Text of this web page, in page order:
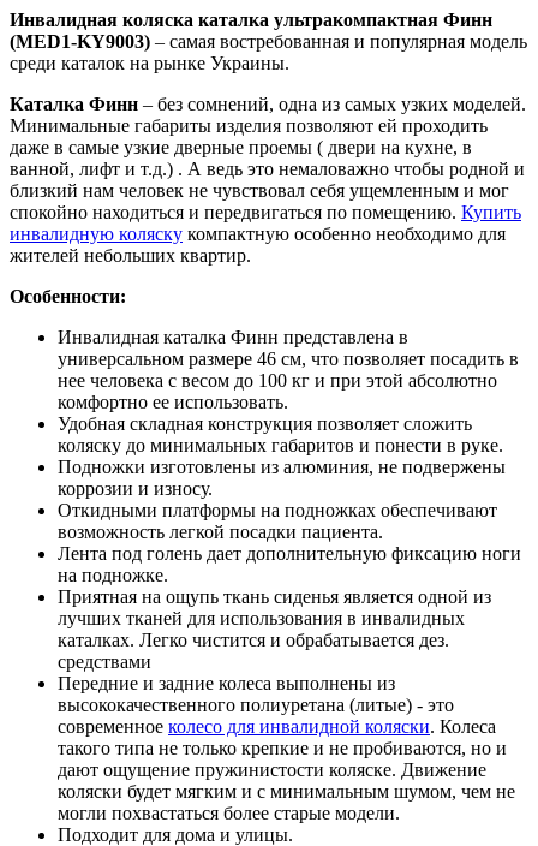
Инвалидная коляска каталка ультракомпактная Финн
(MED1-KY9003) – самая востребованная и популярная модель
среди каталок на рынке Украины.
Каталка Финн – без сомнений, одна из самых узких моделей.
Минимальные габариты изделия позволяют ей проходить
даже в самые узкие дверные проемы ( двери на кухне, в
ванной, лифт и т.д.) . А ведь это немаловажно чтобы родной и
близкий нам человек не чувствовал себя ущемленным и мог
спокойно находиться и передвигаться по помещению. Купить
инвалидную коляску компактную особенно необходимо для
жителей небольших квартир.
Особенности:
Инвалидная каталка Финн представлена в
универсальном размере 46 см, что позволяет посадить в
нее человека с весом до 100 кг и при этой абсолютно
комфортно ее использовать.
Удобная складная конструкция позволяет сложить
коляску до минимальных габаритов и понести в руке.
Подножки изготовлены из алюминия, не подвержены
коррозии и износу.
Откидными платформы на подножках обеспечивают
возможность легкой посадки пациента.
Лента под голень дает дополнительную фиксацию ноги
на подножке.
Приятная на ощупь ткань сиденья является одной из
лучших тканей для использования в инвалидных
каталках. Легко чистится и обрабатывается дез.
средствами
Передние и задние колеса выполнены из
высококачественного полиуретана (литые) - это
современное колесо для инвалидной коляски. Колеса
такого типа не только крепкие и не пробиваются, но и
дают ощущение пружинистости коляске. Движение
коляски будет мягким и с минимальным шумом, чем не
могли похвастаться более старые модели.
Подходит для дома и улицы.